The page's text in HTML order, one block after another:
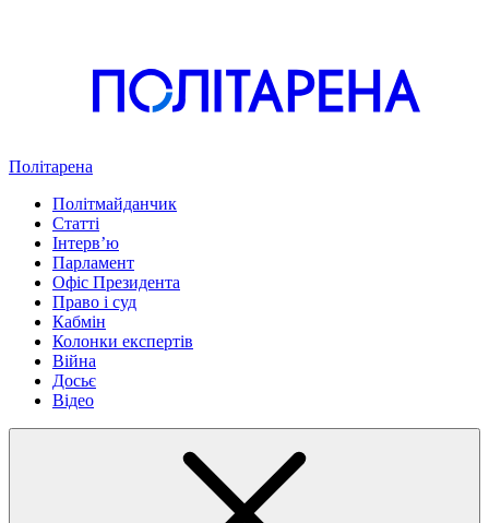
Політарена
Політмайданчик
Статті
Інтервʼю
Парламент
Офіс Президента
Право і суд
Кабмін
Колонки експертів
Війна
Досьє
Відео